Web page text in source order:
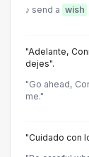
♪ send a wish
"Adelante,
dejes".
"Go ahead,
me."
"Cuidado con